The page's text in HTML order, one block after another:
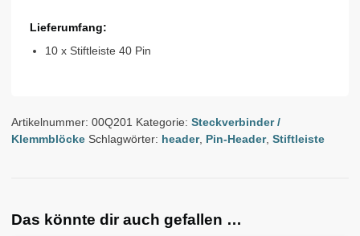
Lieferumfang:
10 x Stiftleiste 40 Pin
Artikelnummer: 00Q201 Kategorie: Steckverbinder /
Klemmblöcke Schlagwörter: header, Pin-Header, Stiftleiste
Das könnte dir auch gefallen …